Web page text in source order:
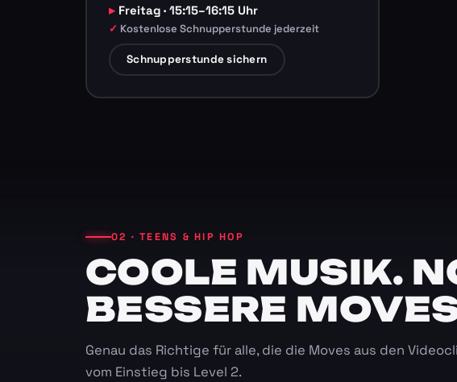
Freitag · 15:15–16:15 Uhr
Kostenlose Schnupperstunde jederzeit
Schnupperstunde sichern
02 · TEENS & HIP HOP
COOLE MUSIK.
BESSERE
Genau das Richtige für alle, die die Moves aus den
vom Einstieg bis Level 2.